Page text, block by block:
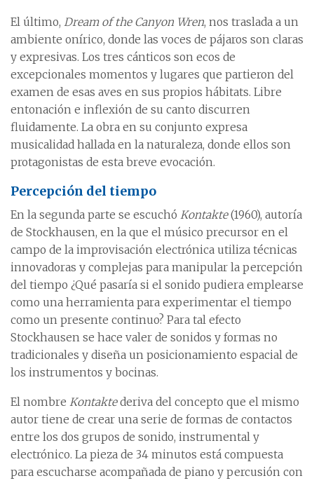
El último, Dream of the Canyon Wren, nos traslada a un
ambiente onírico, donde las voces de pájaros son claras
y expresivas. Los tres cánticos son ecos de
excepcionales momentos y lugares que partieron del
examen de esas aves en sus propios hábitats. Libre
entonación e inflexión de su canto discurren
fluidamente. La obra en su conjunto expresa
musicalidad hallada en la naturaleza, donde ellos son
protagonistas de esta breve evocación.
Percepción del tiempo
En la segunda parte se escuchó Kontakte(1960), autoría
de Stockhausen, en la que el músico precursor en el
campo de la improvisación electrónica utiliza técnicas
innovadoras y complejas para manipular la percepción
del tiempo ¿Qué pasaría si el sonido pudiera emplearse
como una herramienta para experimentar el tiempo
como un presente continuo? Para tal efecto
Stockhausen se hace valer de sonidos y formas no
tradicionales y diseña un posicionamiento espacial de
los instrumentos y bocinas.
El nombre Kontaktederiva del concepto que el mismo
autor tiene de crear una serie de formas de contactos
entre los dos grupos de sonido, instrumental y
electrónico. La pieza de 34 minutos está compuesta
para escucharse acompañada de piano y percusión con